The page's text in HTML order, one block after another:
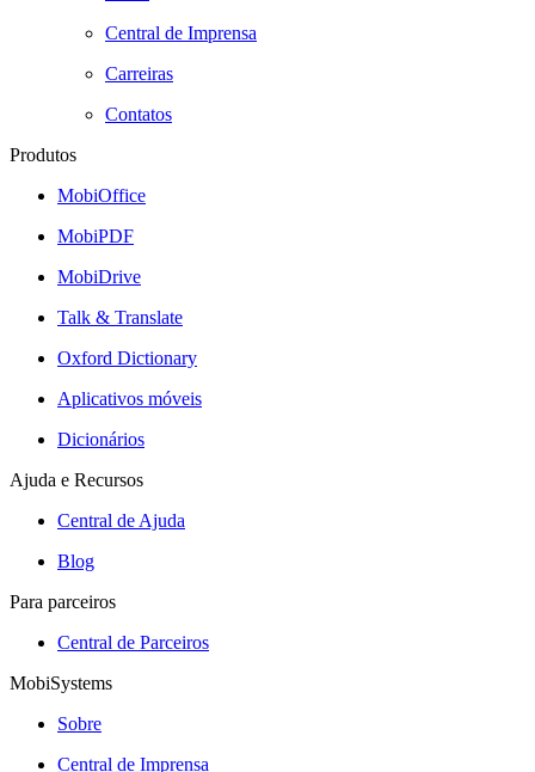
Central de Imprensa
Carreiras
Contatos
Produtos
MobiOffice
MobiPDF
MobiDrive
Talk & Translate
Oxford Dictionary
Aplicativos móveis
Dicionários
Ajuda e Recursos
Central de Ajuda
Blog
Para parceiros
Central de Parceiros
MobiSystems
Sobre
Central de Imprensa